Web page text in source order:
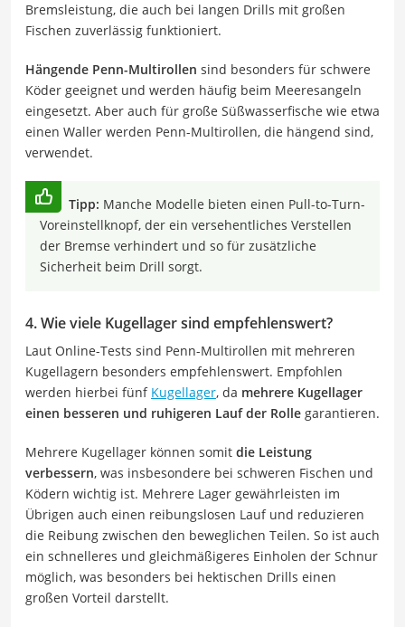
Bremsleistung, die auch bei langen Drills mit großen
Fischen zuverlässig funktioniert.
Hängende Penn-Multirollen sind besonders für schwere
Köder geeignet und werden häufig beim Meeresangeln
eingesetzt. Aber auch für große Süßwasserfische wie etwa
einen Waller werden Penn-Multirollen, die hängend sind,
verwendet.
Tipp: Manche Modelle bieten einen Pull-to-Turn-
Voreinstellknopf, der ein versehentliches Verstellen
der Bremse verhindert und so für zusätzliche
Sicherheit beim Drill sorgt.
4. Wie viele Kugellager sind empfehlenswert?
Laut Online-Tests sind Penn-Multirollen mit mehreren
Kugellagern besonders empfehlenswert. Empfohlen
werden hierbei fünf Kugellager, da mehrere Kugellager
einen besseren und ruhigeren Lauf der Rolle garantieren.
Mehrere Kugellager können somit die Leistung
verbessern, was insbesondere bei schweren Fischen und
Ködern wichtig ist. Mehrere Lager gewährleisten im
Übrigen auch einen reibungslosen Lauf und reduzieren
die Reibung zwischen den beweglichen Teilen. So ist auch
ein schnelleres und gleichmäßigeres Einholen der Schnur
möglich, was besonders bei hektischen Drills einen
großen Vorteil darstellt.